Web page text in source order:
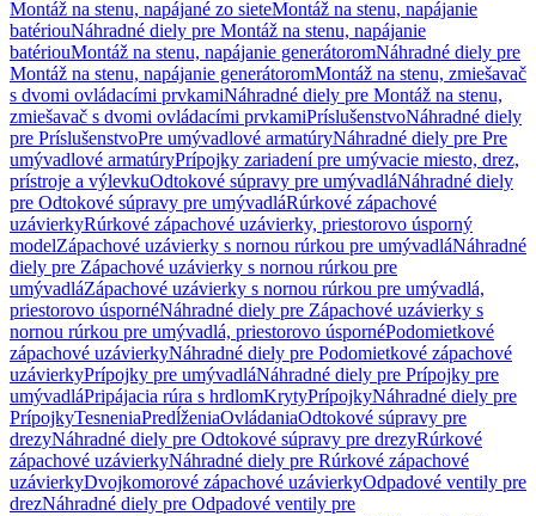
Montáž na stenu, napájané zo sieteMontáž na stenu, napájanie
batériouNáhradné diely pre Montáž na stenu, napájanie
batériouMontáž na stenu, napájanie generátoromNáhradné diely pre
Montáž na stenu, napájanie generátoromMontáž na stenu, zmiešavač
s dvomi ovládacími prvkamiNáhradné diely pre Montáž na stenu,
zmiešavač s dvomi ovládacími prvkamiPríslušenstvoNáhradné diely
pre PríslušenstvoPre umývadlové armatúryNáhradné diely pre Pre
umývadlové armatúryPrípojky zariadení pre umývacie miesto, drez,
prístroje a výlevkuOdtokové súpravy pre umývadláNáhradné diely
pre Odtokové súpravy pre umývadláRúrkové zápachové
uzávierkyRúrkové zápachové uzávierky, priestorovo úsporný
modelZápachové uzávierky s nornou rúrkou pre umývadláNáhradné
diely pre Zápachové uzávierky s nornou rúrkou pre
umývadláZápachové uzávierky s nornou rúrkou pre umývadlá,
priestorovo úspornéNáhradné diely pre Zápachové uzávierky s
nornou rúrkou pre umývadlá, priestorovo úspornéPodomietkové
zápachové uzávierkyNáhradné diely pre Podomietkové zápachové
uzávierkyPrípojky pre umývadláNáhradné diely pre Prípojky pre
umývadláPripájacia rúra s hrdlomKrytyPrípojkyNáhradné diely pre
PrípojkyTesneniaPredĺženiaOvládaniaOdtokové súpravy pre
drezyNáhradné diely pre Odtokové súpravy pre drezyRúrkové
zápachové uzávierkyNáhradné diely pre Rúrkové zápachové
uzávierkyDvojkomorové zápachové uzávierkyOdpadové ventily pre
drezNáhradné diely pre Odpadové ventily pre